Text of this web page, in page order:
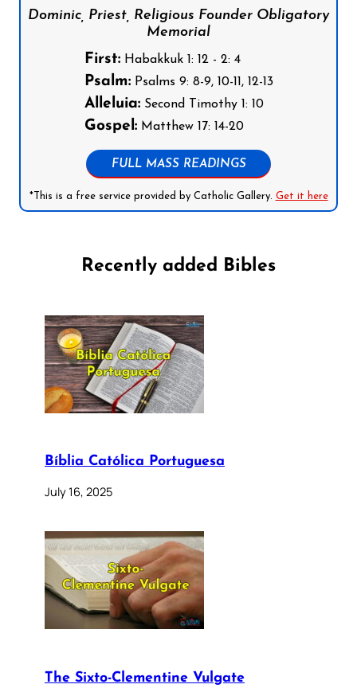
Dominic, Priest, Religious Founder Obligatory
Memorial
First:Habakkuk 1: 12 - 2: 4
Psalm:Psalms 9: 8-9, 10-11, 12-13
Alleluia:Second Timothy 1: 10
Gospel:Matthew 17: 14-20
FULL MASS READINGS
*This is a free service provided by Catholic Gallery. Get it here
Recently added Bibles
Bíblia Católica Portuguesa
July 16, 2025
The Sixto-Clementine Vulgate